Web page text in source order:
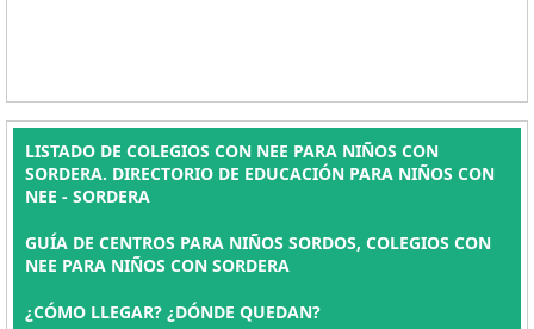
LISTADO DE COLEGIOS CON NEE PARA NIÑOS CON
SORDERA. DIRECTORIO DE EDUCACIÓN PARA NIÑOS CON
NEE - SORDERA
GUÍA DE CENTROS PARA NIÑOS SORDOS, COLEGIOS CON
NEE PARA NIÑOS CON SORDERA
¿CÓMO LLEGAR? ¿DÓNDE QUEDAN?